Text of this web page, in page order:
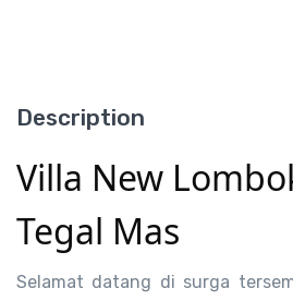
Description
Villa New
Tegal Mas
Selamat datang di surga